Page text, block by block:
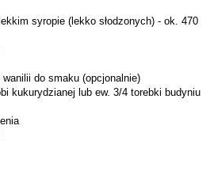
syropie (lekko słodzonych) - ok. 470
do smaku (opcjonalnie)
kukurydzianej lub ew. 3/4 torebki budyniu